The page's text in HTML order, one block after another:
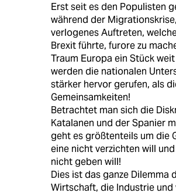
Erst seit es den Populisten
während der
verlogenes Auftreten,
Brexit führte, furore zu
Traum Europa ein Stück
werden die nationalen
stärker hervor gerufen, als
Gemeinsamkeiten!
Betrachtet man sich die
Katalanen und der Spanier
geht es größtenteils um die
eine nicht verzichten will
nicht geben will!
Dies ist das ganze Dilemma
Wirtschaft, die Industrie und